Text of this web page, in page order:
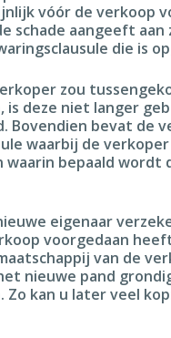
vóór de verkoop
aangeeft aan
die is
zou
is deze niet langer
bevat de
waarbij de
bepaald wordt
eigenaar
voorgedaan
van de
nieuwe pand
kan u later veel